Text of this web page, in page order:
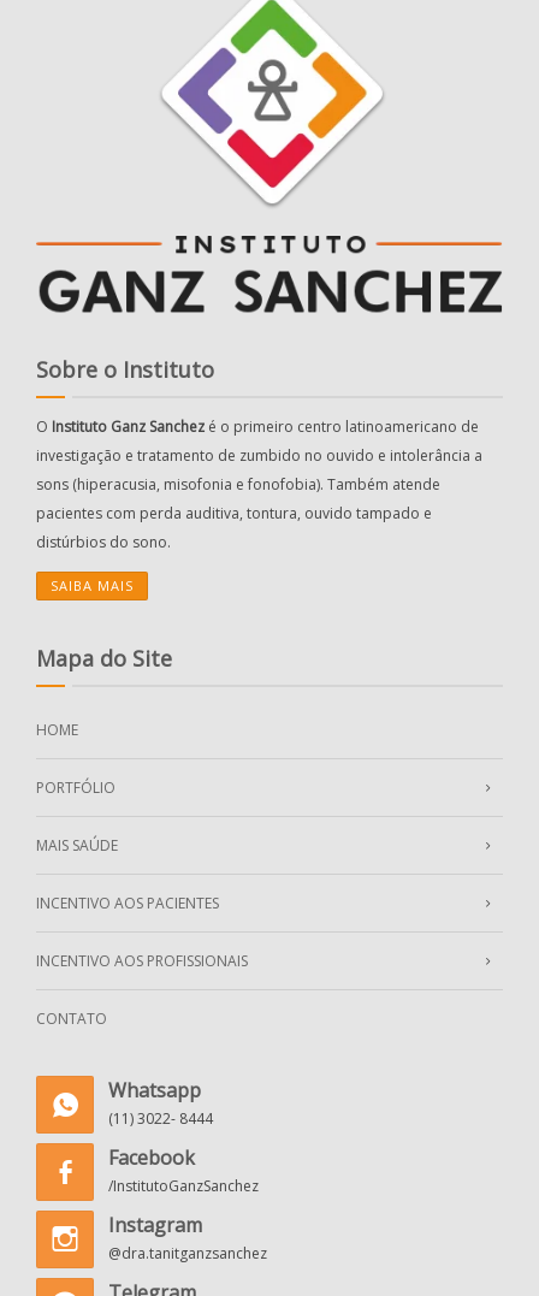
Sobre o Instituto
O Instituto Ganz Sanchez é o primeiro centro latinoamericano de
investigação e tratamento de zumbido no ouvido e intolerância a
sons (hiperacusia, misofonia e fonofobia). Também atende
pacientes com perda auditiva, tontura, ouvido tampado e
distúrbios do sono.
SAIBA MAIS
Mapa do Site
HOME
PORTFÓLIO
MAIS SAÚDE
INCENTIVO AOS PACIENTES
INCENTIVO AOS PROFISSIONAIS
CONTATO
Whatsapp
(11) 3022- 8444
Facebook
/InstitutoGanzSanchez
Instagram
@dra.tanitganzsanchez